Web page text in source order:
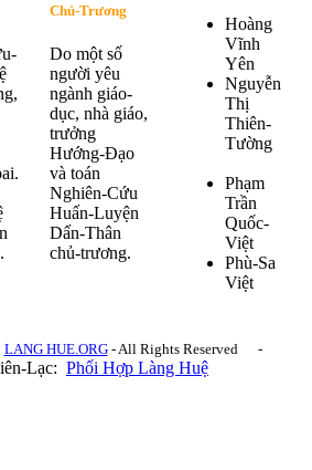
Chủ-Trương
Do một số
người yêu
ngành giáo-
dục, nhà giáo,
trưởng
Hướng-Đạo
và toán
Nghiên-Cứu
Huấn-Luyện
Dấn-Thân
chủ-trương.
Hoàng
Vĩnh
Yên
Nguyễn
Thị
Thiên-
Tường
Phạm
Trần
Quốc-
Việt
Phù-Sa
Việt
LANG HUE.ORG- All Rights Reserved -
Lạc: Phối Hợp Làng Huệ